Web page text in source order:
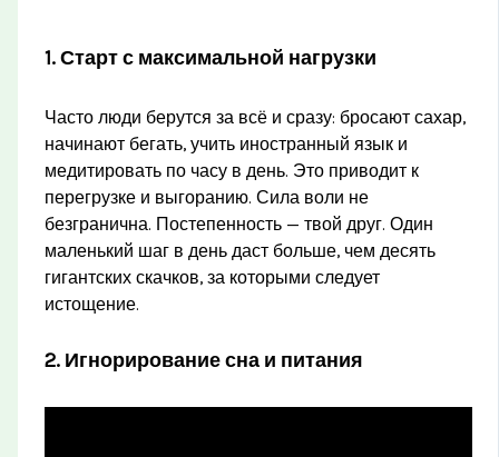
1. Старт с максимальной нагрузки
Часто люди берутся за всё и сразу: бросают сахар,
начинают бегать, учить иностранный язык и
медитировать по часу в день. Это приводит к
перегрузке и выгоранию. Сила воли не
безгранична. Постепенность — твой друг. Один
маленький шаг в день даст больше, чем десять
гигантских скачков, за которыми следует
истощение.
2. Игнорирование сна и питания